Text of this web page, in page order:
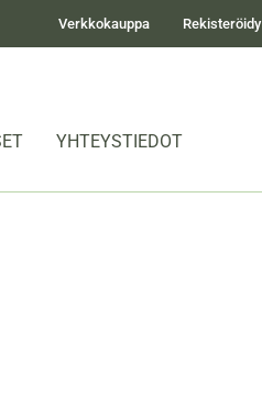
Verkkokauppa Rekisteröidy
YHTEYSTIEDOT